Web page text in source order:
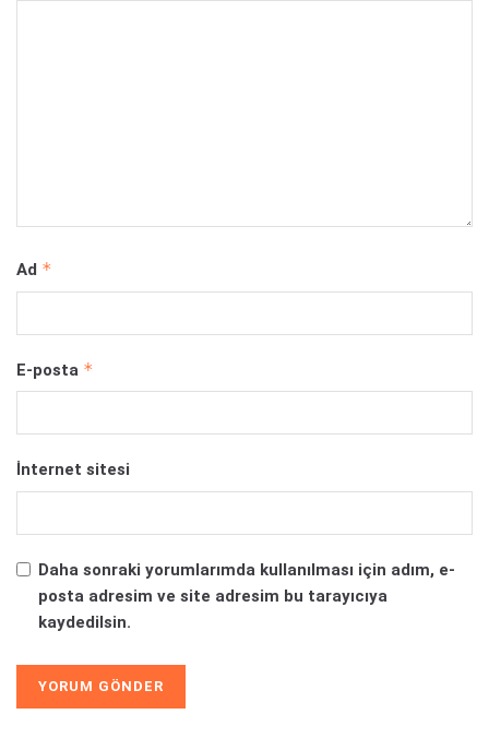
Ad *
E-posta *
İnternet sitesi
Daha sonraki yorumlarımda kullanılması için adım, e-
posta adresim ve site adresim bu tarayıcıya
kaydedilsin.